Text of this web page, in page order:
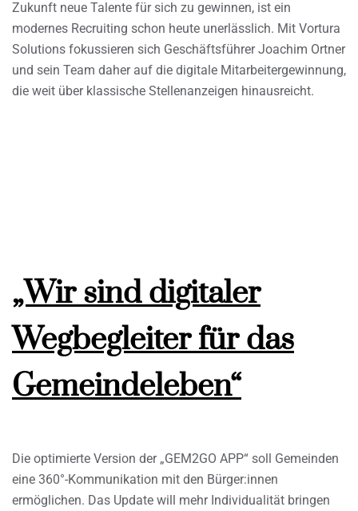
Zukunft neue Talente für sich zu gewinnen, ist ein
modernes Recruiting schon heute unerlässlich. Mit Vortura
Solutions fokussieren sich Geschäftsführer Joachim Ortner
und sein Team daher auf die digitale Mitarbeitergewinnung,
die weit über klassische Stellenanzeigen hinausreicht.
„Wir sind digitaler
Wegbegleiter für das
Gemeindeleben“
Die optimierte Version der „GEM2GO APP“ soll Gemeinden
eine 360°-Kommunikation mit den Bürger:innen
ermöglichen. Das Update will mehr Individualität bringen